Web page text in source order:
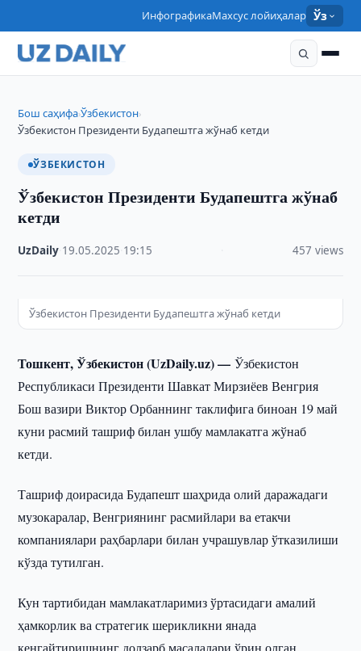
ИнфографикаМахсус лойиҳалар Ўз
Бош саҳифа›Ўзбекистон›
Ўзбекистон Президенти Будапештга жўнаб кетди
ЎЗБЕКИСТОН
Ўзбекистон Президенти Будапештга жўнаб
кетди
UzDaily 19.05.2025 19:15 457 views
Ўзбекистон Президенти Будапештга жўнаб кетди
Тошкент, Ўзбекистон (UzDaily.uz) —Ўзбекистон
Республикаси Президенти Шавкат Мирзиёев Венгрия
Бош вазири Виктор Орбаннинг таклифига биноан 19 май
куни расмий ташриф билан ушбу мамлакатга жўнаб
кетди.
Ташриф доирасида Будапешт шаҳрида олий даражадаги
музокаралар, Венгриянинг расмийлари ва етакчи
компаниялари раҳбарлари билан учрашувлар ўтказилиши
кўзда тутилган.
Кун тартибидан мамлакатларимиз ўртасидаги амалий
ҳамкорлик ва стратегик шерикликни янада
кенгайтиришнинг долзарб масалалари ўрин олган.